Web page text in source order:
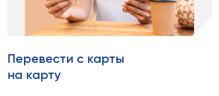
Перевести с карты
на карту